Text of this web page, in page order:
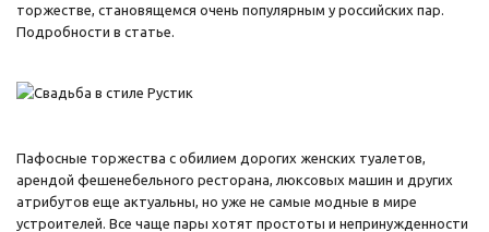
торжестве, становящемся очень популярным у российских пар.
Подробности в статье.
Пафосные торжества с обилием дорогих женских туалетов,
арендой фешенебельного ресторана, люксовых машин и других
атрибутов еще актуальны, но уже не самые модные в мире
устроителей. Все чаще пары хотят простоты и непринужденности